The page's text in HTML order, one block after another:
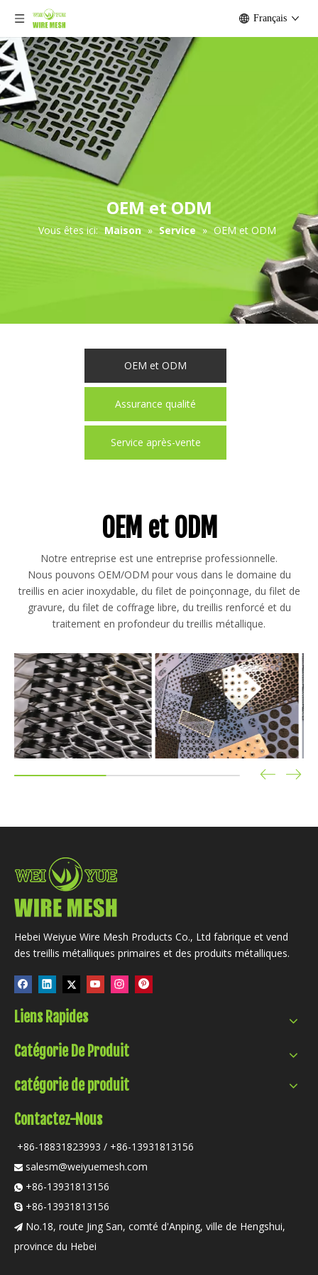
Français
OEM et ODM
Vous êtes ici: Maison » Service » OEM et ODM
OEM et ODM
Assurance qualité
Service après-vente
OEM et ODM
Notre entreprise est une entreprise professionnelle.
Nous pouvons OEM/ODM pour vous dans le domaine du
treillis en acier inoxydable, du filet de poinçonnage, du filet de
gravure, du filet de coffrage libre, du treillis renforcé et du
traitement en profondeur du treillis métallique.
Hebei Weiyue Wire Mesh Products Co., Ltd fabrique et vend
des treillis métalliques primaires et des produits métalliques.
Liens Rapides
Catégorie De Produit
catégorie de produit
Contactez-Nous
+86-18831823993 / +86-13931813156
 salesm@weiyuemesh.com
 +86-13931813156
 +86-13931813156
 No.18, route Jing San, comté d'Anping, ville de Hengshui,
province du Hebei